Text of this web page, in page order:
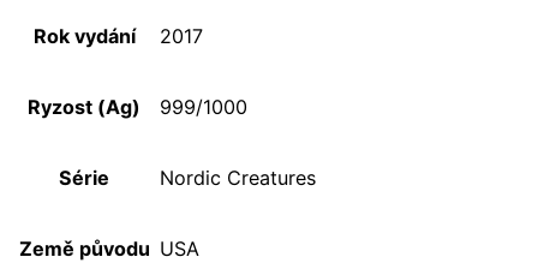
Rok vydání 2017
Ryzost (Ag) 999/1000
Série Nordic Creatures
Země původu USA